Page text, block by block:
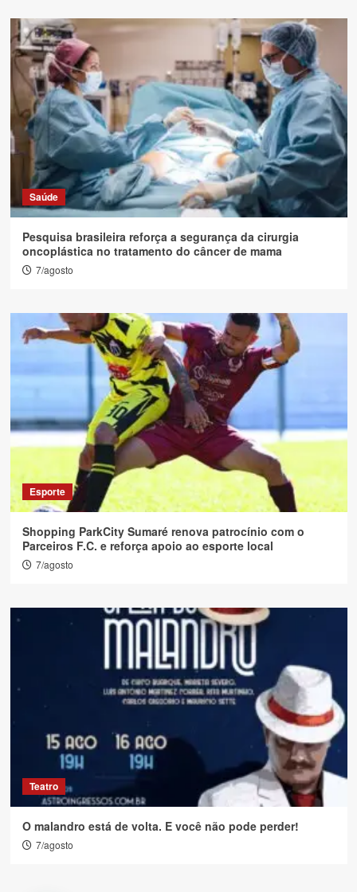
Saúde
Pesquisa brasileira reforça a segurança da cirurgia
oncoplástica no tratamento do câncer de mama
7/agosto
Esporte
Shopping ParkCity Sumaré renova patrocínio com o
Parceiros F.C. e reforça apoio ao esporte local
7/agosto
Teatro
O malandro está de volta. E você não pode perder!
7/agosto